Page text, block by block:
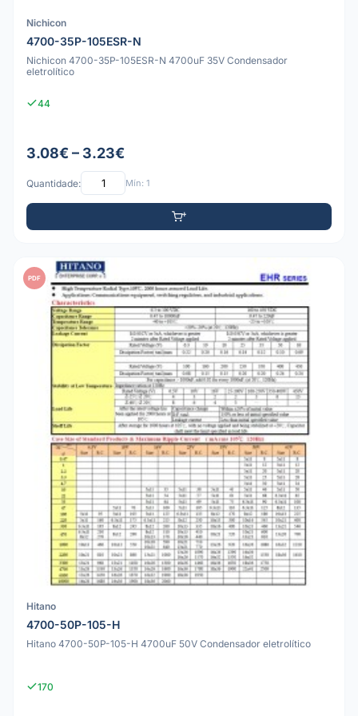
Nichicon
4700-35P-105ESR-N
Nichicon 4700-35P-105ESR-N 4700uF 35V Condensador
eletrolítico
44
3.08€ – 3.23€
Quantidade: Mín: 1
PDF
Hitano
4700-50P-105-H
Hitano 4700-50P-105-H 4700uF 50V Condensador eletrolítico
170